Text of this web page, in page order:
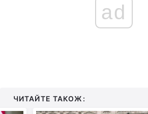
ad
ЧИТАЙТЕ ТАКОЖ: